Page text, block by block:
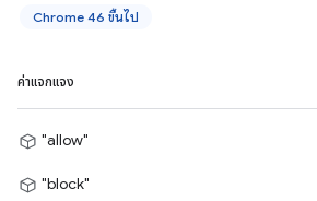
Chrome 46 ขึ้นไป
ค่าแจกแจง
"allow"
"block"